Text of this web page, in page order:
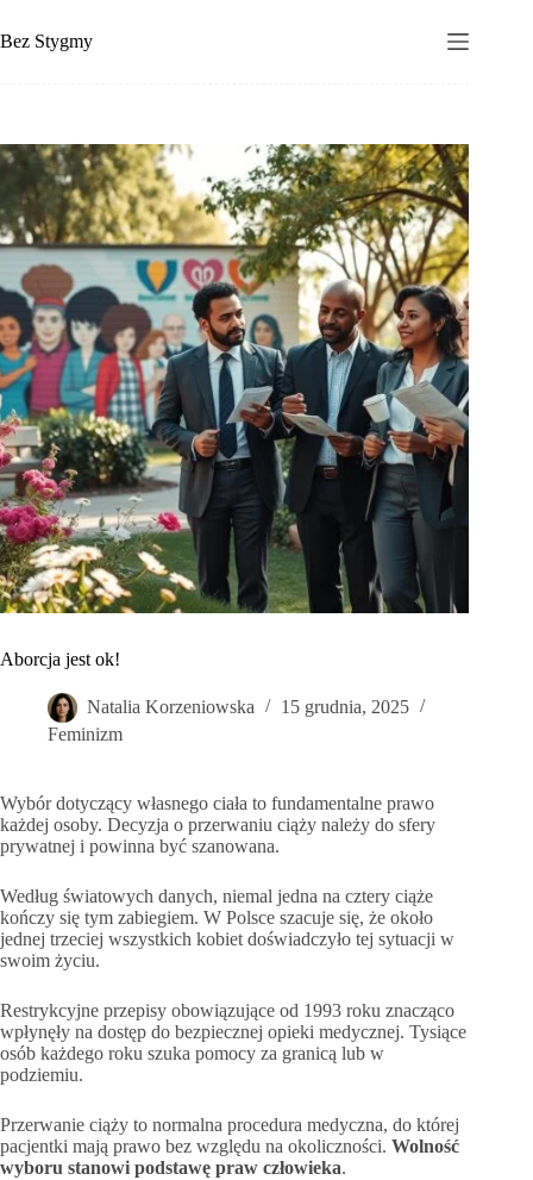
do
treści
Bez Stygmy
Aborcja jest ok!
Natalia Korzeniowska
15 grudnia, 2025
Feminizm
Wybór dotyczący własnego ciała to fundamentalne prawo
każdej osoby. Decyzja o przerwaniu ciąży należy do sfery
prywatnej i powinna być szanowana.
Według światowych danych, niemal jedna na cztery ciąże
kończy się tym zabiegiem. W Polsce szacuje się, że około
jednej trzeciej wszystkich kobiet doświadczyło tej sytuacji w
swoim życiu.
Restrykcyjne przepisy obowiązujące od 1993 roku znacząco
wpłynęły na dostęp do bezpiecznej opieki medycznej. Tysiące
osób każdego roku szuka pomocy za granicą lub w
podziemiu.
Przerwanie ciąży to normalna procedura medyczna, do której
pacjentki mają prawo bez względu na okoliczności. Wolność
wyboru stanowi podstawę praw człowieka.